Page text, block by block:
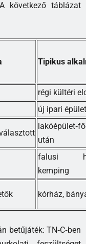
következő táblázat
Tipikus
régi kültéri
új ipari
után
falusi
kemping
kórház,
betűjáték: TN‑C‑ben